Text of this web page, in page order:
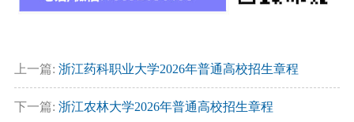
上一篇: 浙江药科职业大学2026年普通高校招生章程
下一篇: 浙江农林大学2026年普通高校招生章程